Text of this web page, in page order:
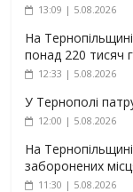
13:09 | 5.08.2026
На
понад 220 тисяч
12:33 | 5.08.2026
У Тернополі
12:00 | 5.08.2026
На
заборонених
11:30 | 5.08.2026